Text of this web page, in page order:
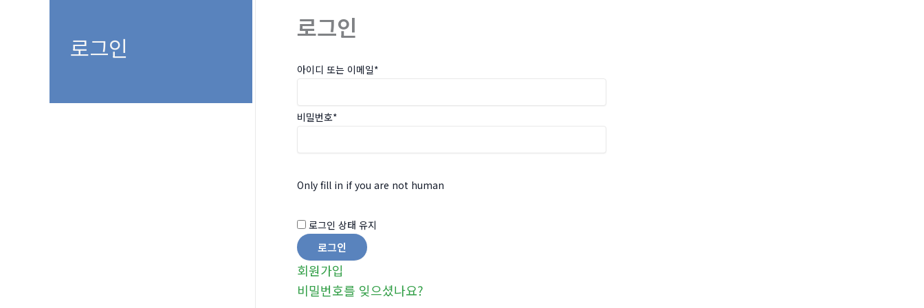
로그인
로그인
아이디 또는 이메일*
비밀번호*
Only fill in if you are not human
로그인 상태 유지
회원가입
비밀번호를 잊으셨나요?